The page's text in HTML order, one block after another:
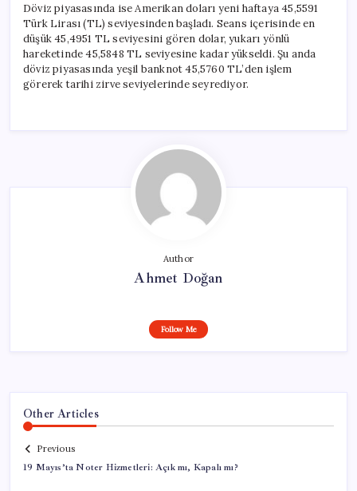
Döviz piyasasında ise Amerikan doları yeni haftaya 45,5591
Türk Lirası (TL) seviyesinden başladı. Seans içerisinde en
düşük 45,4951 TL seviyesini gören dolar, yukarı yönlü
hareketinde 45,5848 TL seviyesine kadar yükseldi. Şu anda
döviz piyasasında yeşil banknot 45,5760 TL’den işlem
görerek tarihi zirve seviyelerinde seyrediyor.
Author
Ahmet Doğan
Follow Me
Other Articles
Previous
19 Mayıs’ta Noter Hizmetleri: Açık mı, Kapalı mı?